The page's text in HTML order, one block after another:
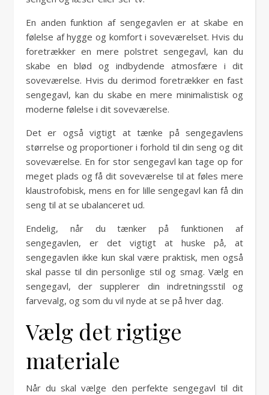
En anden funktion af sengegavlen er at skabe en
følelse af hygge og komfort i soveværelset. Hvis du
foretrækker en mere polstret sengegavl, kan du
skabe en blød og indbydende atmosfære i dit
soveværelse. Hvis du derimod foretrækker en fast
sengegavl, kan du skabe en mere minimalistisk og
moderne følelse i dit soveværelse.
Det er også vigtigt at tænke på sengegavlens
størrelse og proportioner i forhold til din seng og dit
soveværelse. En for stor sengegavl kan tage op for
meget plads og få dit soveværelse til at føles mere
klaustrofobisk, mens en for lille sengegavl kan få din
seng til at se ubalanceret ud.
Endelig, når du tænker på funktionen af
sengegavlen, er det vigtigt at huske på, at
sengegavlen ikke kun skal være praktisk, men også
skal passe til din personlige stil og smag. Vælg en
sengegavl, der supplerer din indretningsstil og
farvevalg, og som du vil nyde at se på hver dag.
Vælg det rigtige
materiale
Når du skal vælge den perfekte sengegavl til dit